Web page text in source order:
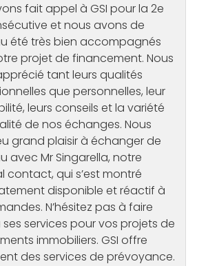
fait appel à GSI pour la 2e
et nous avons de
été très bien accompagnés
projet de financement. Nous
tant leurs qualités
que personnelles, leur
leurs conseils et la variété
de nos échanges. Nous
grand plaisir à échanger de
avec Mr Singarella, notre
contact, qui s’est montré
disponible et réactif à
N’hésitez pas à faire
services pour vos projets de
immobiliers. GSI offre
des services de prévoyance.